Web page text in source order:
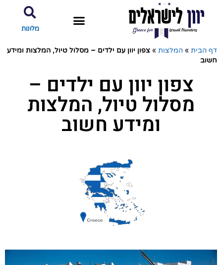
מלונות
דף הבית » המלצות » צפון יוון עם ילדים – מסלול טיול, המלצות ומידע
חשוב
צפון יוון עם ילדים –
מסלול טיול, המלצות
ומידע חשוב